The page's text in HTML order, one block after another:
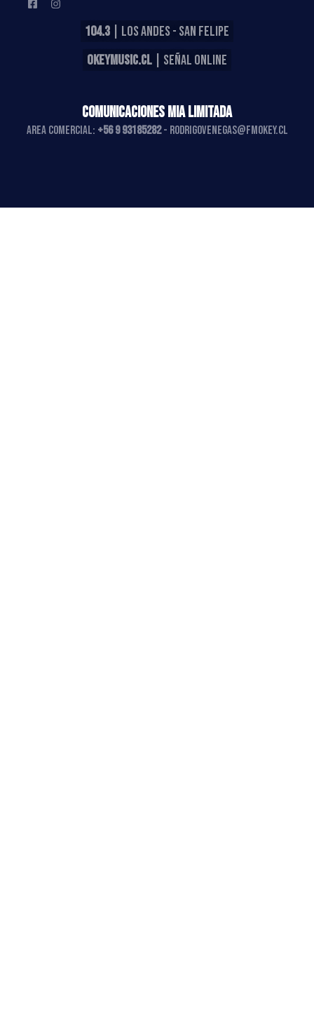
104.3 | LOS ANDES - SAN FELIPE
OKEYMUSIC.CL | SEÑAL ONLINE
COMUNICACIONES MIA LIMITADA
AREA COMERCIAL: +56 9 93185282- rodrigovenegas@fmokey.cl